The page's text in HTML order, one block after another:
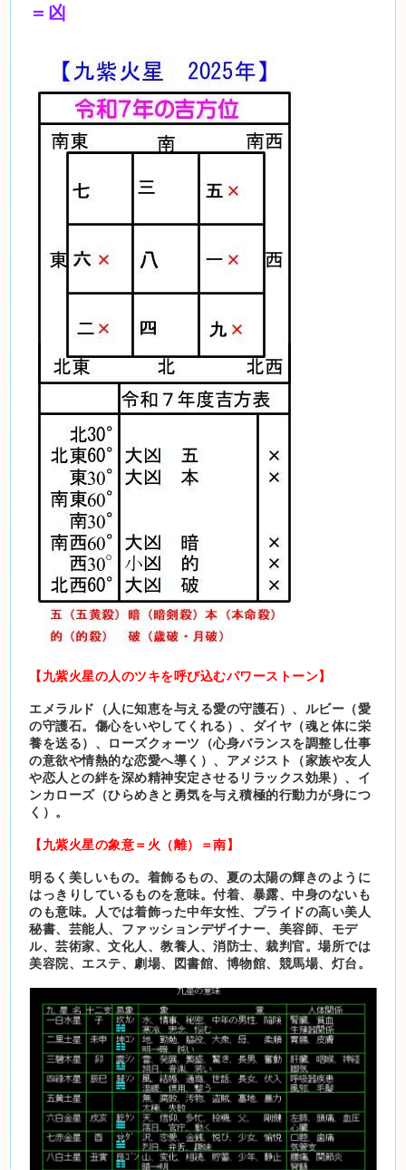
＝凶
【九紫火星の人のツキを呼び込むパワーストーン】
エメラルド（人に知恵を与える愛の守護石）、ルビー（愛
の守護石。傷心をいやしてくれる）、ダイヤ（魂と体に栄
養を送る）、ローズクォーツ（心身バランスを調整し仕事
の意欲や情熱的な恋愛へ導く）、アメジスト（家族や友人
や恋人との絆を深め精神安定させるリラックス効果）、イ
ンカローズ（ひらめきと勇気を与え積極的行動力が身につ
く）。
【九紫火星の象意＝火（離）＝南】
明るく美しいもの。着飾るもの、夏の太陽の輝きのように
はっきりしているものを意味。付着、暴露、中身のないも
のも意味。人では着飾った中年女性、プライドの高い美人
秘書、芸能人、ファッションデザイナー、美容師、モデ
ル、芸術家、文化人、教養人、消防士、裁判官。場所では
美容院、エステ、劇場、図書館、博物館、競馬場、灯台。